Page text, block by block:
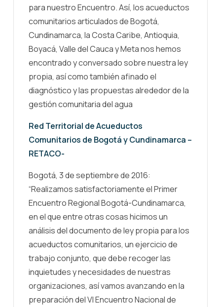
para nuestro Encuentro. Así, los acueductos
comunitarios articulados de Bogotá,
Cundinamarca, la Costa Caribe, Antioquia,
Boyacá, Valle del Cauca y Meta nos hemos
encontrado y conversado sobre nuestra ley
propia, así como también afinado el
diagnóstico y las propuestas alrededor de la
gestión comunitaria del agua
Red Territorial de Acueductos
Comunitarios de Bogotá y Cundinamarca –
RETACO-
Bogotá, 3 de septiembre de 2016:
“Realizamos satisfactoriamente el Primer
Encuentro Regional Bogotá-Cundinamarca,
en el que entre otras cosas hicimos un
análisis del documento de ley propia para los
acueductos comunitarios, un ejercicio de
trabajo conjunto, que debe recoger las
inquietudes y necesidades de nuestras
organizaciones, así vamos avanzando en la
preparación del VI Encuentro Nacional de